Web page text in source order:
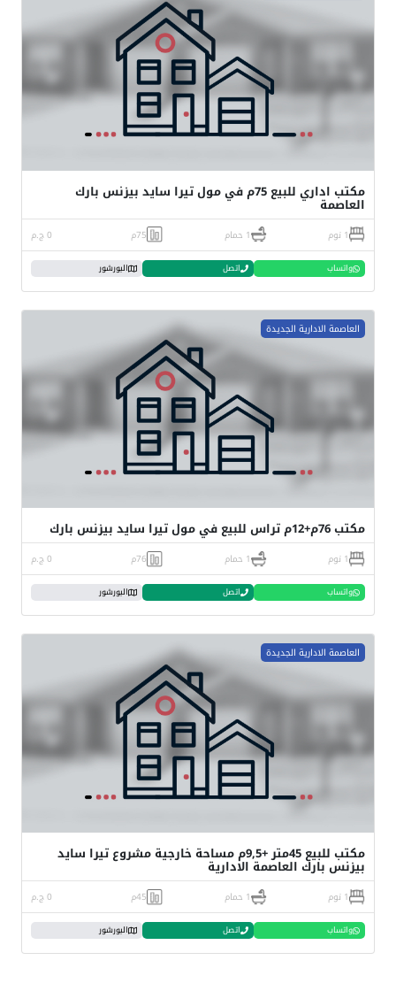
مكتب اداري للبيع 75م في مول تيرا سايد بيزنس بارك
العاصمة
1 نوم 1 حمام 75م 0 ج.م
واتساب اتصل البورشور
العاصمة الادارية الجديدة
مكتب 76م+12م تراس للبيع في مول تيرا سايد بيزنس بارك
1 نوم 1 حمام 76م 0 ج.م
واتساب اتصل البورشور
العاصمة الادارية الجديدة
مكتب للبيع 45متر +9,5م مساحة خارجية مشروع تيرا سايد
بيزنس بارك العاصمة الادارية
1 نوم 1 حمام 45م 0 ج.م
واتساب اتصل البورشور